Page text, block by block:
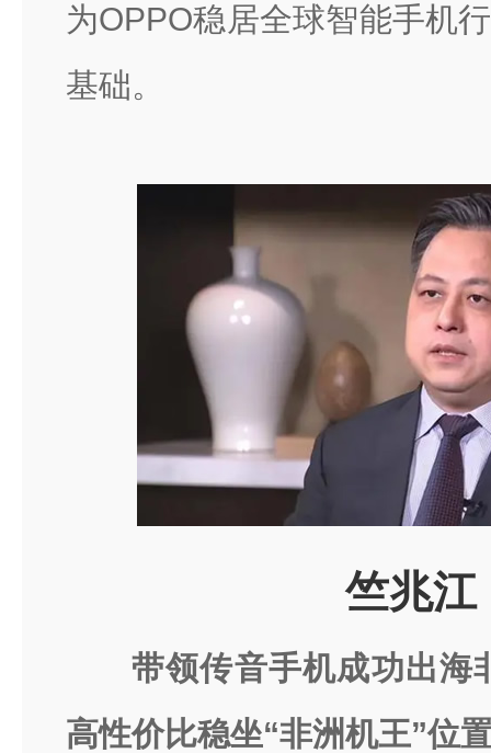
为OPPO稳居全球智能手机
基础。
竺兆江
带领传音手机成功出海
高性价比稳坐“非洲机王”位